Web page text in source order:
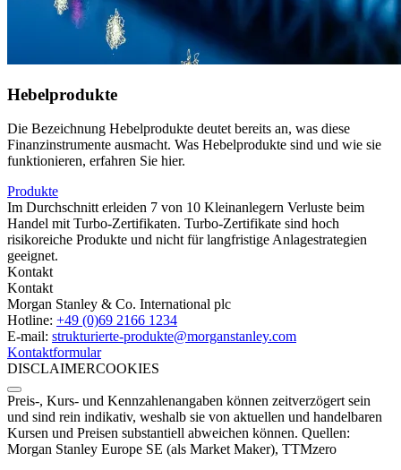
Hebelprodukte
Die Bezeichnung Hebelprodukte deutet bereits an, was diese
Finanzinstrumente ausmacht. Was Hebelprodukte sind und wie sie
funktionieren, erfahren Sie hier.
Produkte
Im Durchschnitt erleiden 7 von 10 Kleinanlegern Verluste beim
Handel mit Turbo-Zertifikaten. Turbo-Zertifikate sind hoch
risikoreiche Produkte und nicht für langfristige Anlagestrategien
geeignet.
Kontakt
Kontakt
Morgan Stanley & Co. International plc
Hotline: +49 (0)69 2166 1234
E-mail: strukturierte-produkte­@morganstanley.com
Kontaktformular
DISCLAIMERCOOKIES
Preis-, Kurs- und Kennzahlenangaben können zeitverzögert sein
und sind rein indikativ, weshalb sie von aktuellen und handelbaren
Kursen und Preisen substantiell abweichen können. Quellen:
Morgan Stanley Europe SE (als Market Maker), TTMzero